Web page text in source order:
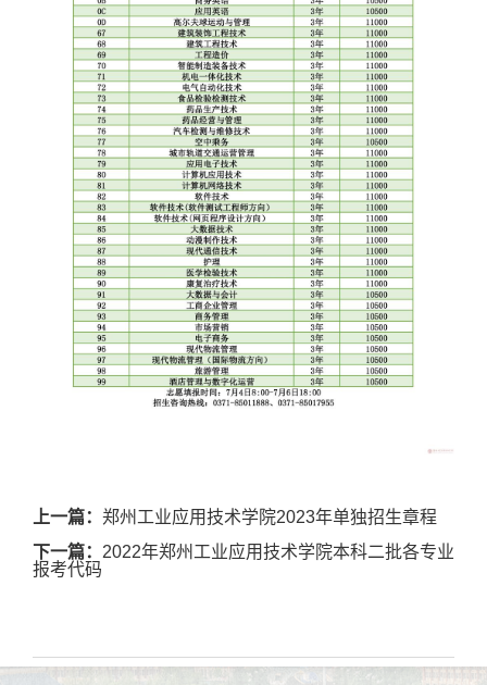
上一篇： 郑州工业应用技术学院2023年单独招生章程
下一篇： 2022年郑州工业应用技术学院本科二批各专业
报考代码